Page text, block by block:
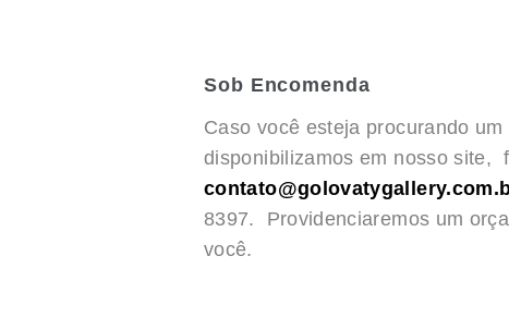
Sob Encomenda
Caso você esteja procurando
disponibilizamos em nosso site,
8397. Providenciaremos um
você.